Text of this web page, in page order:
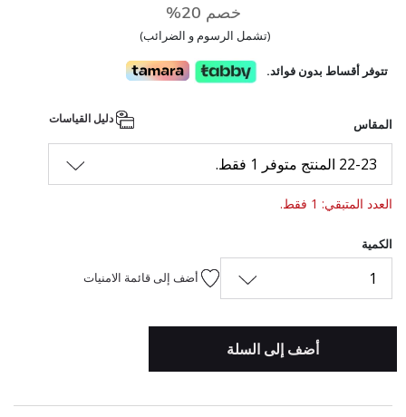
خصم 20%
(تشمل الرسوم و الضرائب)
تتوفر أقساط بدون فوائد.
المقاس
22-23 المنتج متوفر 1 فقط.
العدد المتبقي: 1 فقط.
الكمية
1 أضف إلى قائمة الامنيات
أضف إلى السلة